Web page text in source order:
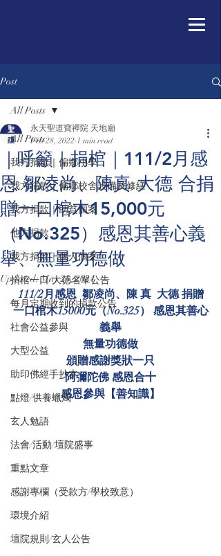
Post
All Posts
我方捐款｜偏鄉小學
我方捐款｜偏鄉校舍設備及修繕
我方捐款｜助貧個案
他方捐款
我方捐款｜個人個案
捐棺一口/大德名單公告
每月定期收到的捐款公告
社會公益參與
大型公益
助印佛經手抄本
點燈/供養蠟燭
玄人勉語
法會/活動/壇院盛事
重點文章
感謝專欄（受款方/學校致意）
環境介紹
壇院規則/玄人公告
All Posts
｜呼籲｜捐棺｜111/2月感
恩 鄒凌尚、陳真 大德 合捐
贈一口棺木15,000元
（No.325）感恩其善心義
舉、無量功德做
永天聖道寶禪院 天地廟
Feb 28, 2022 1 min read
Updated:May 25, 2024
111/2月感恩  鄒凌尚、陳 真  大德 捐贈
一口棺木15000元（No.325） 感恩其善心
義舉
無量功德做
頒贈感謝獎狀一只
阿彌陀佛 感恩合十
感恩參與【善知識】